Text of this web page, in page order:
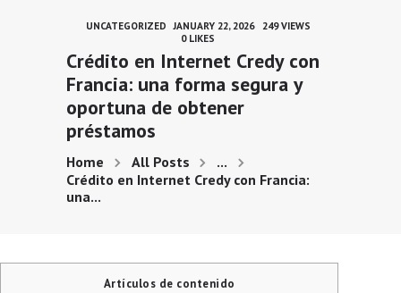
UNCATEGORIZED JANUARY 22, 2026 249 VIEWS
0 LIKES
Crédito en Internet Credy con
Francia: una forma segura y
oportuna de obtener
préstamos
Home All Posts
...
Crédito en Internet Credy con Francia:
una...
JUMMA MUBARAK
QURAN O HADEES
BLOG
TAIB E NABWI
TASLIMI HIKAYAT
VIDEOS
Artículos de contenido